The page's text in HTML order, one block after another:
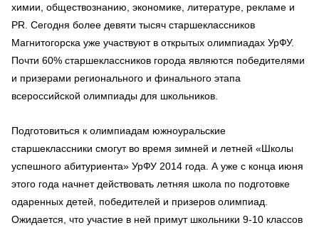
химии, обществознанию, экономике, литературе, рекламе и
PR. Сегодня более девяти тысяч старшеклассников
Магнитогорска уже участвуют в открытых олимпиадах УрФУ.
Почти 60% старшеклассников города являются победителями
и призерами регионального и финального этапа
всероссийской олимпиады для школьников.
Подготовиться к олимпиадам южноуральские
старшеклассники смогут во время зимней и летней «Школы
успешного абитуриента» УрФУ 2014 года. А уже с конца июня
этого года начнет действовать летняя школа по подготовке
одаренных детей, победителей и призеров олимпиад.
Ожидается, что участие в ней примут школьники 9-10 классов